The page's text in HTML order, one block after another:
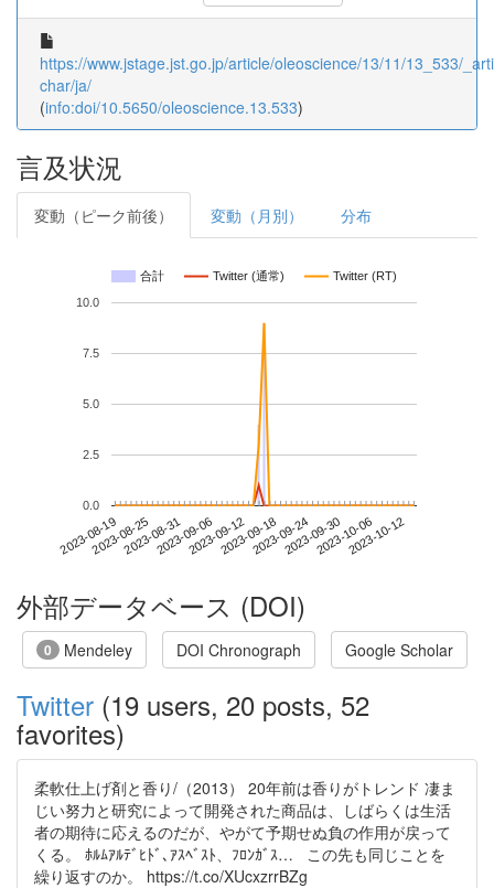
https://www.jstage.jst.go.jp/article/oleoscience/13/11/13_533/
char/ja/
(info:doi/10.5650/oleoscience.13.533)
言及状況
変動（ピーク前後） 変動（月別） 分布
合計 Twitter (通常) Twitter (RT)
2023-08-192023-08-252023-08-312023-09-062023-09-122023-09-182023-09-242023-09-302023-10-062023-10-12
0.0
2.5
5.0
7.5
10.0
外部データベース (DOI)
0 Mendeley DOI Chronograph Google Scholar
Twitter (19 users, 20 posts, 52
favorites)
柔軟仕上げ剤と香り/（2013） 20年前は香りがトレンド 凄ま
じい努力と研究によって開発された商品は、しばらくは生活
者の期待に応えるのだが、やがて予期せぬ負の作用が戻って
くる。 ﾎﾙﾑｱﾙﾃﾞﾋﾄﾞ､ｱｽﾍﾞｽﾄ、ﾌﾛﾝｶﾞｽ… この先も同じことを
繰り返すのか。 https://t.co/XUcxzrrBZg